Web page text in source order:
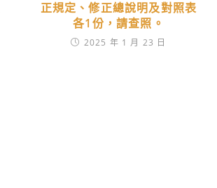
正規定、修正總說明及對照表
各1份，請查照。
2025 年 1 月 23 日